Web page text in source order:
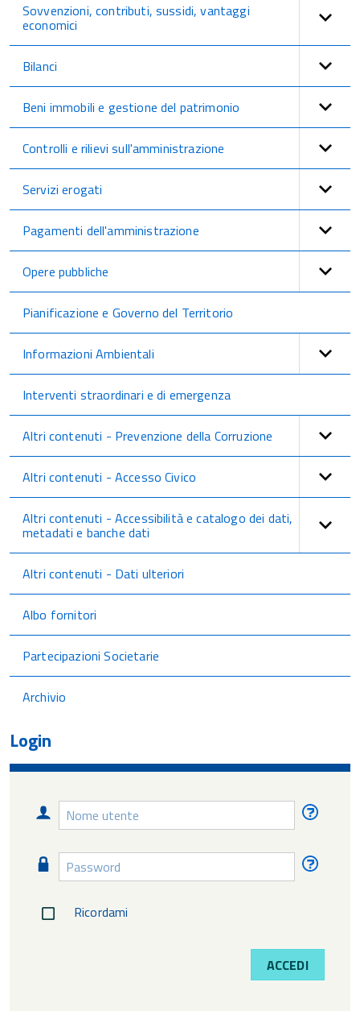
Sovvenzioni, contributi, sussidi, vantaggi
economici
Bilanci
Beni immobili e gestione del patrimonio
Controlli e rilievi sull'amministrazione
Servizi erogati
Pagamenti dell'amministrazione
Opere pubbliche
Pianificazione e Governo del Territorio
Informazioni Ambientali
Interventi straordinari e di emergenza
Altri contenuti - Prevenzione della Corruzione
Altri contenuti - Accesso Civico
Altri contenuti - Accessibilità e catalogo dei dati,
metadati e banche dati
Altri contenuti - Dati ulteriori
Albo fornitori
Partecipazioni Societarie
Archivio
Login
Nome
utente
Password
Ricordami
ACCEDI